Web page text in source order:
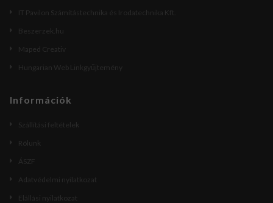
IT Pavilon Számítástechnika és Irodatechnika Kft.
Beszerzek.hu
Maped Creativ
Hungarian Web Linkgyűjtemény
Információk
Szállítási feltételek
Rólunk
ÁSZF
Adatvédelmi nyilatkozat
Elállási nyilatkozat